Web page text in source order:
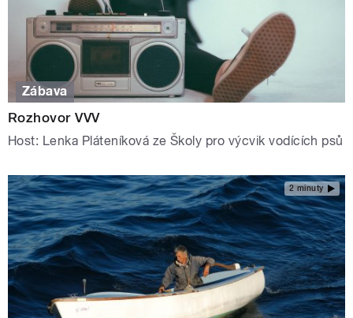
Zábava
Rozhovor VVV
Host: Lenka Pláteníková ze Školy pro výcvik vodících psů
2 minuty